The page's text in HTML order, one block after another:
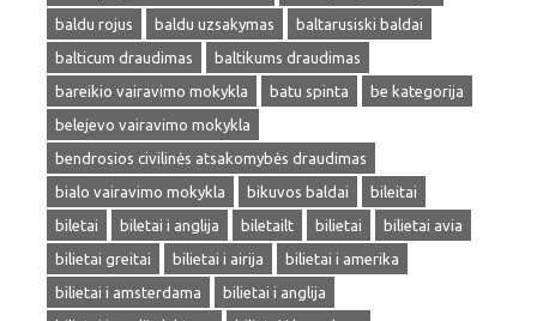
baldu rojus
baldu uzsakymas
baltarusiski baldai
balticum draudimas
baltikums draudimas
bareikio vairavimo mokykla
batu spinta
be kategorija
belejevo vairavimo mokykla
bendrosios civilinės atsakomybės draudimas
bialo vairavimo mokykla
bikuvos baldai
bileitai
biletai
biletai i anglija biletailt bilietai
bilietai avia
bilietai greitai
bilietai i airija
bilietai i amerika
bilietai i amsterdama
bilietai i anglija